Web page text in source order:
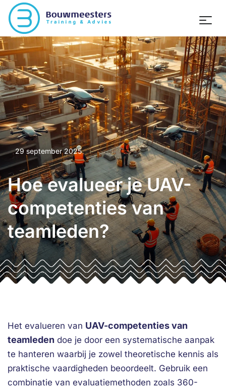
29 september 2025
Hoe evalueer je UAV-
competenties van
teamleden?
Het evalueren van UAV-competenties van
teamleden doe je door een systematische aanpak
te hanteren waarbij je zowel theoretische kennis als
praktische vaardigheden beoordeelt. Gebruik een
combinatie van evaluatiemethoden zoals 360-